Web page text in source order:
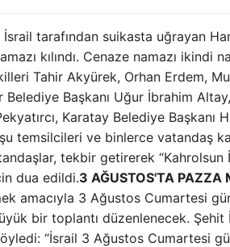
tarafından suikasta uğrayan
kılındı. Cenaze namazı ikindi
Tahir Akyürek, Orhan Erdem,
Başkanı Uğur İbrahim
Karatay Belediye Başkanı
temsilcileri ve binlerce vatandaş
tekbir getirerek “Kahrolsun
dua edildi.3 AĞUSTOS'TA PAZZA
amacıyla 3 Ağustos Cumartesi
bir toplantı düzenlenecek.
“İsrail 3 Ağustos Cumartesi